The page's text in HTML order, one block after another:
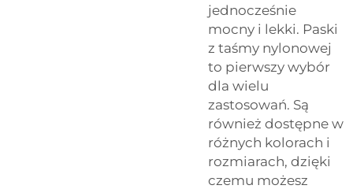
jednocześnie
mocny i lekki. Paski
z taśmy nylonowej
to pierwszy wybór
dla wielu
zastosowań. Są
również dostępne w
różnych kolorach i
rozmiarach, dzięki
czemu możesz